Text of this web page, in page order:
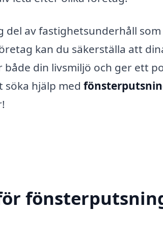
av fastighetsunderhåll
kan du säkerställa att
din livsmiljö och ger ett
hjälp med